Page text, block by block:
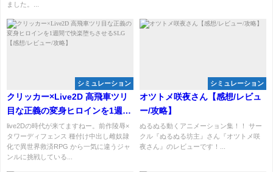
ました。...
シミュレーション
クリッカー×Live2D 高飛車ツリ
目な正義の変身ヒロインを1週間
で快楽堕ちさせるSLG 【感想/
レビュー/攻略】
live2Dの時代が来てますねー。前作陵辱×
タワーディフェンス 種付け中出し雌奴隷
化で異世界救済RPG から一気に違うジャ
ンルに挑戦している...
シミュレーション
オツトメ咲夜さん【感想/レビュ
ー/攻略】
ぬるぬる動くアニメーション集！！ サー
クル『ぬるぬる坊主』さん『オツトメ咲
夜さん』のレビューです！...